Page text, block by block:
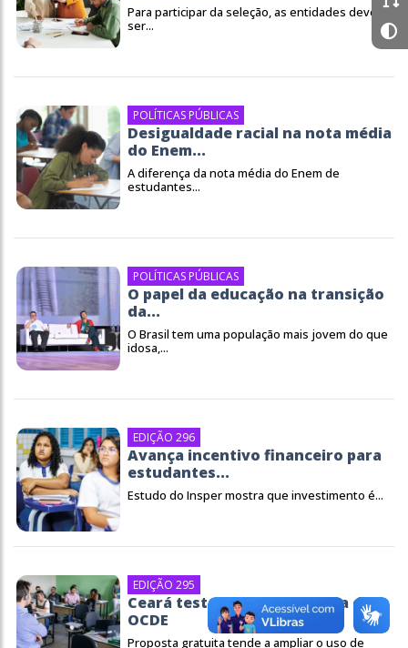
Para participar da seleção, as entidades devem
ser...
POLÍTICAS PÚBLICAS
Desigualdade racial na nota média
do Enem...
A diferença da nota média do Enem de
estudantes...
POLÍTICAS PÚBLICAS
O papel da educação na transição
da...
O Brasil tem uma população mais jovem do que
idosa,...
EDIÇÃO 296
Avança incentivo financeiro para
estudantes...
Estudo do Insper mostra que investimento é...
EDIÇÃO 295
Ceará testa nova plataforma da
OCDE
Proposta gratuita tende a ampliar o uso de